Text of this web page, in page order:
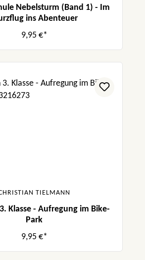
Nebelsturm (Band 1) - Im
ins Abenteuer
9,95 €*
TIELMANN
Klasse - Aufregung im Bike-
Park
9,95 €*